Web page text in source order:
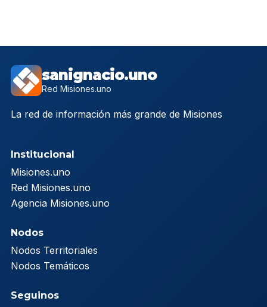
sanignacio.uno
Red Misiones.uno
La red de información más grande de Misiones
Institucional
Misiones.uno
Red Misiones.uno
Agencia Misiones.uno
Nodos
Nodos Territoriales
Nodos Temáticos
Seguinos